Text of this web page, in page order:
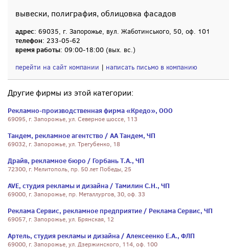
вывески, полиграфия, облицовка фасадов
адрес: 69035, г. Запорожье, вул. Жаботинського, 50, оф. 101
телефон: 233-05-62
время работы: 09:00-18:00 (вых. вс.)
перейти на сайт компании | написать письмо в компанию
Другие фирмы из этой категории:
Рекламно-производственная фирма «Кредо», ООО
69095, г. Запорожье, ул. Северное шоссе, 113
Тандем, рекламное агентство / АА Тандем, ЧП
69032, г. Запорожье, ул. Трегубенко, 18
Драйв, рекламное бюро / Горбань Т.А., ЧП
72300, г. Мелитополь, пр. 50 лет Победы, 25
AVE, студия рекламы и дизайна / Тамилин С.Н., ЧП
69000, г. Запорожье, пр. Металлургов, 30, оф. 33
Реклама Сервис, рекламное предприятие / Реклама Сервис, ЧП
69057, г. Запорожье, ул. Брянская, 12
Артель, студия рекламы и дизайна / Алексеенко Е.А., ФЛП
69000, г. Запорожье, ул. Дзержинского, 114, оф. 100